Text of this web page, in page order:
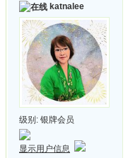
katnalee
级别: 银牌会员
显示用户信息